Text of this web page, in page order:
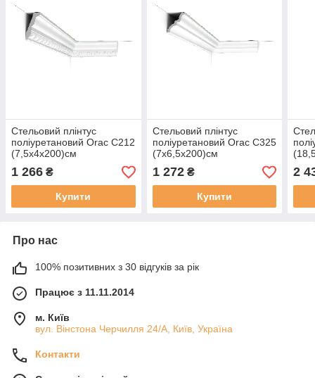
Стельовий плінтус
поліуретановий Orac C212
(7,5х4х200)см
1 266 ₴
Купити
Стельовий плінтус
поліуретановий Orac C325
(7х6,5х200)см
1 272₴
Купити
2
Про нас
100% позитивних з 30 відгуків за рік
Працює з 11.11.2014
м. Київ
вул. Вінстона Черчилля 24/А, Київ, Україна
Контакти